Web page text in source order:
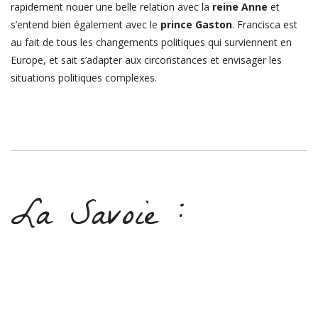
rapidement nouer une belle relation avec la reine Anne et
s’entend bien également avec le prince Gaston. Francisca est
au fait de tous les changements politiques qui surviennent en
Europe, et sait s’adapter aux circonstances et envisager les
situations politiques complexes.
La Savoie :